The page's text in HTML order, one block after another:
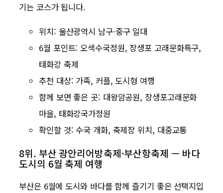
기는 코스가 됩니다.
위치: 울산광역시 남구·중구 일대
6월 포인트: 오색수국정원, 장생포 고래문화특구,
태화강 축제
추천 대상: 가족, 커플, 도시형 여행
함께 보면 좋은 곳: 대왕암공원, 장생포고래문화
마을, 태화강국가정원
확인할 것: 수국 개화, 축제장 위치, 대중교통
8위. 부산 광안리어방축제·부산항축제 — 바다
도시의 6월 축제 여행
부산은 6월에 도시와 바다를 함께 즐기기 좋은 선택지입